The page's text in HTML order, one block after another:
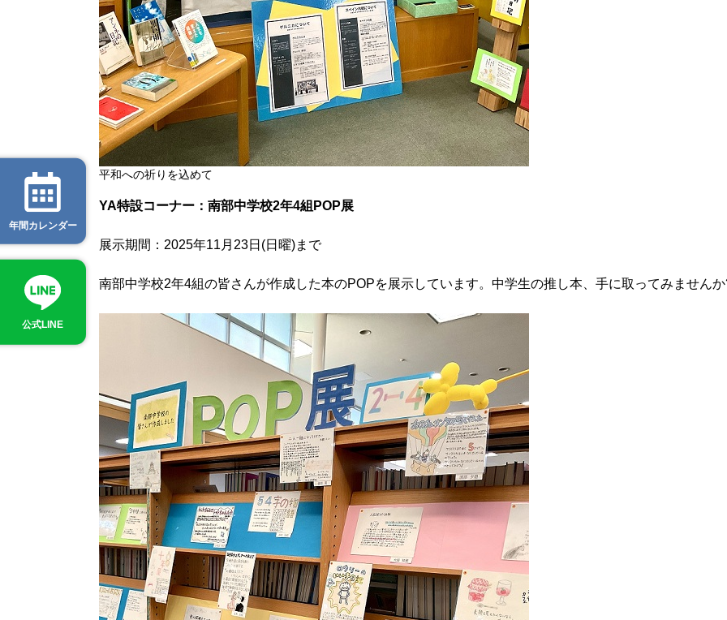
平和への祈りを込めて
YA特設コーナー：南部中学校2年4組POP展
展示期間：2025年11月23日(日曜)まで
南部中学校2年4組の皆さんが作成した本のPOPを展示しています。中学生の推し本、手に取ってみません
年間カレンダー
公式LINE